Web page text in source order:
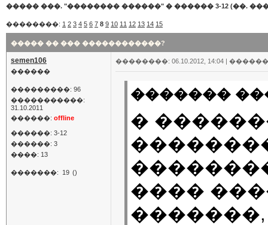
����� ���. "�������� ������" � ������ 3-12 (��.
��������: 1 2 3 4 5 6 7 8 9 10 11 12 13 14 15
����� �� ��� ������������?
semen106
������
���������: 96
�����������:
31.10.2011
������: offline
������: 3-12
������: 3
����: 13
�������: 19 ()
��������: 06.10.2012, 14:04 |
�������
�
����